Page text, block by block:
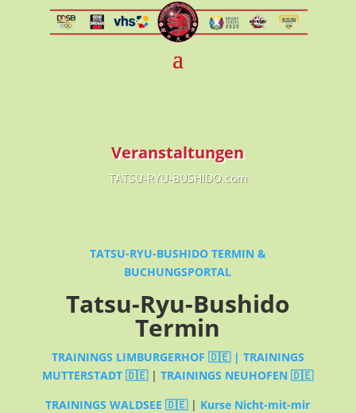
Veranstaltungen
TATSU-RYU-BUSHIDO.com
TATSU-RYU-BUSHIDO TERMIN &
BUCHUNGSPORTAL
Tatsu-Ryu-Bushido
Termin
TRAININGS LIMBURGERHOF 🇩🇪 | TRAININGS
MUTTERSTADT 🇩🇪|TRAININGS NEUHOFEN 🇩🇪
TRAININGS WALDSEE 🇩🇪| Kurse Nicht-mit-mir